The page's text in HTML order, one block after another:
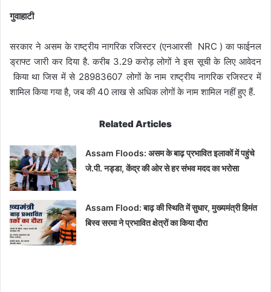
गुवाहाटी
सरकार ने असम के राष्ट्रीय नागरिक रजिस्टर (एनआरसी NRC ) का फाईनल
ड्राफ्ट जारी कर दिया है. करीब 3.29 करोड़ लोगों ने इस सूची के लिए आवेदन
किया था जिस में से 28983607 लोगों के नाम राष्ट्रीय नागरिक रजिस्टर में
शामिल किया गया है, जब की 40 लाख से अधिक लोगों के नाम शामिल नहीं हुए हैं.
Related Articles
Assam Floods: असम के बाढ़ प्रभावित इलाकों में पहुंचे
जे.पी. नड्डा, केंद्र की ओर से हर संभव मदद का भरोसा
Assam Flood: बाढ़ की स्थिति में सुधार, मुख्यमंत्री हिमंत
बिस्व सरमा ने प्रभावित क्षेत्रों का किया दौरा